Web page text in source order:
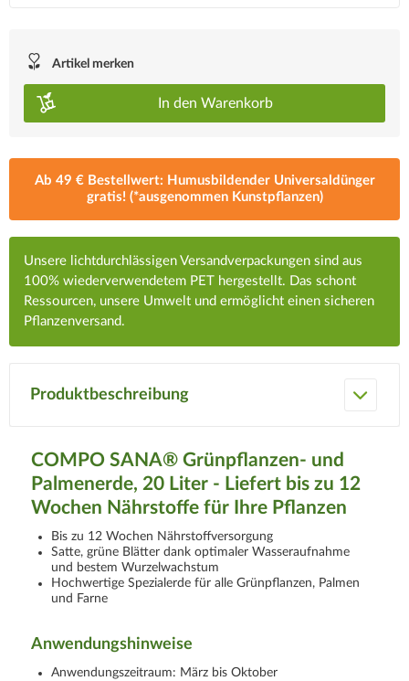
Artikel merken
In den Warenkorb
Ab 49 € Bestellwert: Humusbildender Universaldünger
gratis! (*ausgenommen Kunstpflanzen)
Unsere lichtdurchlässigen Versandverpackungen sind aus
100% wiederverwendetem PET hergestellt. Das schont
Ressourcen, unsere Umwelt und ermöglicht einen sicheren
Pflanzenversand.
Produktbeschreibung
COMPO SANA® Grünpflanzen- und
Palmenerde, 20 Liter - Liefert bis zu 12
Wochen Nährstoffe für Ihre Pflanzen
Bis zu 12 Wochen Nährstoffversorgung
Satte, grüne Blätter dank optimaler Wasseraufnahme
und bestem Wurzelwachstum
Hochwertige Spezialerde für alle Grünpflanzen, Palmen
und Farne
Anwendungshinweise
Anwendungszeitraum: März bis Oktober